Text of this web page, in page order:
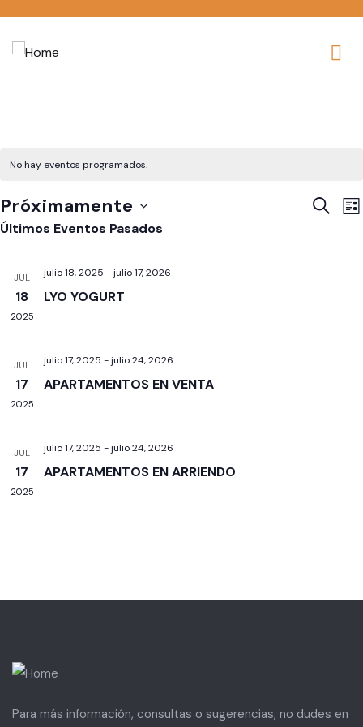
No hay eventos programados.
Próximamente
Seleccionar
Últimos Eventos Pasados
JUL
18
2025
julio 18, 2025 -julio 17, 2026
LYO YOGURT
JUL
17
2025
julio 17, 2025 -julio 24, 2026
APARTAMENTOS EN VENTA
JUL
17
2025
julio 17, 2025 -julio 24, 2026
APARTAMENTOS EN ARRIENDO
Para más información, consultas o sugerencias, no dudes en